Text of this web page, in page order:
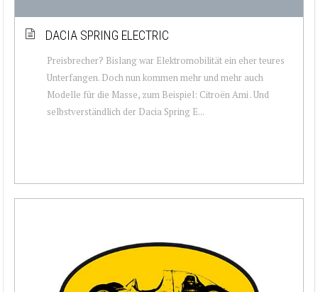
DACIA SPRING ELECTRIC
Preisbrecher? Bislang war Elektromobilität ein eher teures
Unterfangen. Doch nun kommen mehr und mehr auch
Modelle für die Masse, zum Beispiel: Citroën Ami . Und
selbstverständlich der Dacia Spring E...